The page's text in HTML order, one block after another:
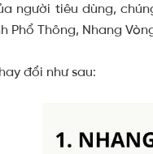
người tiêu dùng,
Phổ Thông, Nhang
đổi như sau: